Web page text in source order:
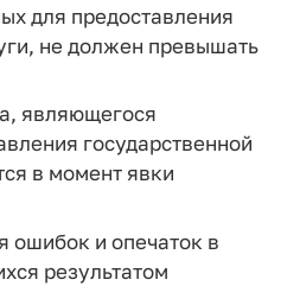
для предоставления
не должен превышать
являющегося
государственной
в момент явки
ошибок и опечаток в
результатом